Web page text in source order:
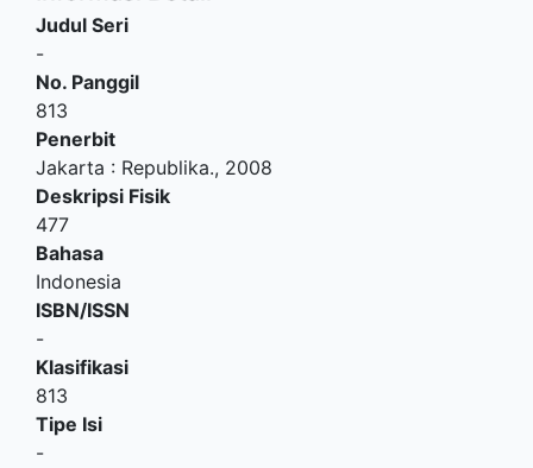
Judul Seri
-
No. Panggil
813
Penerbit
Jakarta : Republika., 2008
Deskripsi Fisik
477
Bahasa
Indonesia
ISBN/ISSN
-
Klasifikasi
813
Tipe Isi
-